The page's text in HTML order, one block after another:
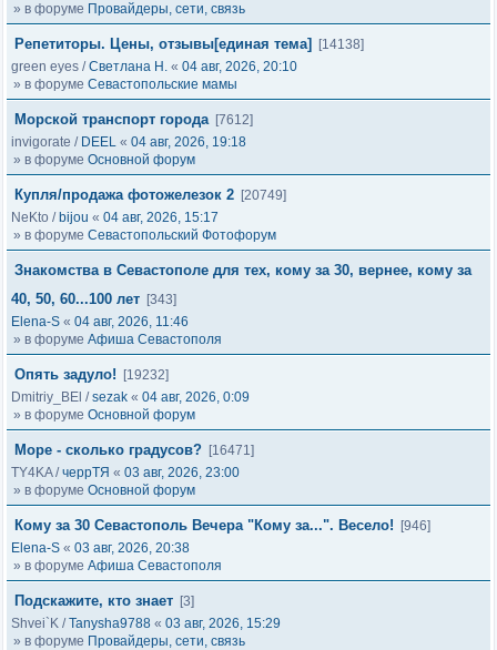
» в форуме Провайдеры, сети, связь
Репетиторы. Цены, отзывы[единая тема]
[14138]
green eyes /Светлана Н. « 04 авг, 2026, 20:10
» в форуме Севастопольские мамы
Морской транспорт города [7612]
invigorate / DEEL « 04 авг, 2026, 19:18
» в форуме Основной форум
Купля/продажа фотожелезок 2 [20749]
NeKto / bijou « 04 авг, 2026, 15:17
» в форуме Севастопольский Фотофорум
Знакомства в Севастополе для тех, кому за 30, вернее, кому за
40, 50, 60...100 лет [343]
Elena-S « 04 авг, 2026, 11:46
» в форуме Афиша Севастополя
Опять задуло!
[19232]
Dmitriy_BEl /sezak « 04 авг, 2026, 0:09
» в форуме Основной форум
Море - сколько градусов? [16471]
TY4KA/черрТЯ « 03 авг, 2026, 23:00
» в форуме Основной форум
Кому за 30 Севастополь Вечера "Кому за...". Весело!
[946]
Elena-S « 03 авг, 2026, 20:38
» в форуме Афиша Севастополя
Подскажите, кто знает [3]
Shvei`K /Tanysha9788 « 03 авг, 2026, 15:29
» в форуме Провайдеры, сети, связь